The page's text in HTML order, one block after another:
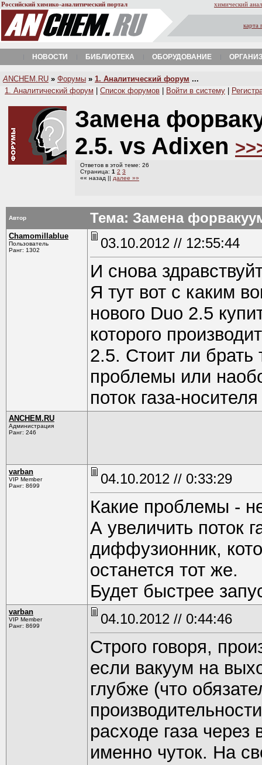
Российский химико-аналитический портал химический
карта
НОВОСТИ БИБЛИОТЕКА ОБОРУДОВАНИЕ
A NCHEM.RU » Форумы » 1. Аналитический форум ...
1. Аналитический форум
Список форумов Войти в систему
Замена
2.5. vs Adixen
Ответов в этой теме: 26
Страница: 1 2 3
«« назад || далее »»
Автор Тема: Замена
Chamomillablue
Пользователь
Ранг: 1302
03.10.2012 // 12:55:44
И снова
Я тут вот с каким
нового Duo 2.5
которого
2.5. Стоит ли брать
проблемы или
поток газа-
ANCHEM.RU
Администрация
Ранг: 246
varban
VIP Member
Ранг: 8699
04.10.2012 // 0:33:29
Какие проблемы -
А увеличить поток
диффузионник,
останется тот же.
Будет быстрее
varban
VIP Member
Ранг: 8699
04.10.2012 // 0:44:46
Строго говоря,
если вакуум на
глубже (что
расходе газа
именно чуток. На